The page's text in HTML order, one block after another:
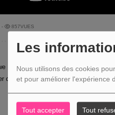
Les
Nous utilisons des cookies
et pour améliorer l'expérience
Tout accepter Tout
- 857VUES
Dimitri Waty - Trouv’lê et Simon
de la répétition des chants de